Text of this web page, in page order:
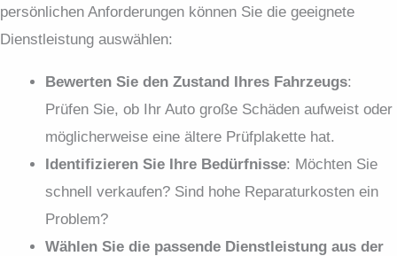
persönlichen Anforderungen können Sie die geeignete
Dienstleistung auswählen:
Bewerten Sie den Zustand Ihres Fahrzeugs:
Prüfen Sie, ob Ihr Auto große Schäden aufweist oder
möglicherweise eine ältere Prüfplakette hat.
Identifizieren Sie Ihre Bedürfnisse: Möchten Sie
schnell verkaufen? Sind hohe Reparaturkosten ein
Problem?
Wählen Sie die passende Dienstleistung aus der